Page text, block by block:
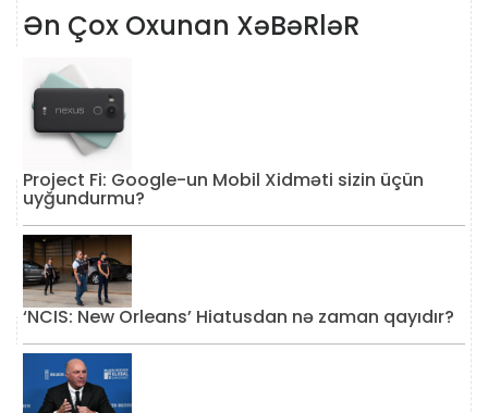
Ən Çox Oxunan XəBəRləR
Project Fi: Google-un Mobil Xidməti sizin üçün
uyğundurmu?
‘NCIS: New Orleans’ Hiatusdan nə zaman qayıdır?